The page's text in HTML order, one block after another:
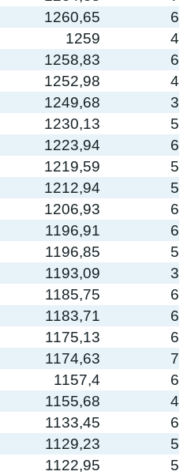
1260,65
6
1259
4
1258,83
6
1252,98
4
1249,68
3
1230,13
5
1223,94
6
1219,59
5
1212,94
5
1206,93
6
1196,91
6
1196,85
5
1193,09
3
1185,75
6
1183,71
6
1175,13
6
1174,63
7
1157,4
6
1155,68
4
1133,45
6
1129,23
5
1122,95 5